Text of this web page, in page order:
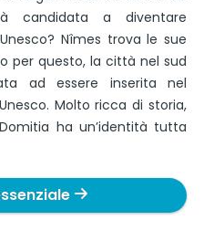
candidata a diventare
Nîmes trova le sue
per questo, la città nel sud
ad essere inserita nel
Molto ricca di storia,
ha un’identità tutta